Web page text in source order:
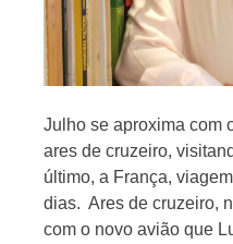
Julho se aproxima com
ares de cruzeiro,
último, a França,
dias. Ares de cruzeiro,
com o novo avião que